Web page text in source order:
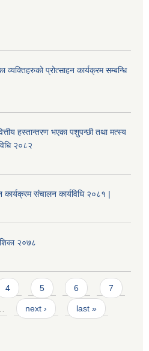
व्यक्तिहरुको प्रोत्साहन कार्यक्रम सम्बन्धि
हस्तान्तरण भएका पशुपन्छी तथा मत्स्य
२०८२
कार्यक्रम संचालन कार्यविधि २०८१ |
२०७८
4 5 6 7
next › last »